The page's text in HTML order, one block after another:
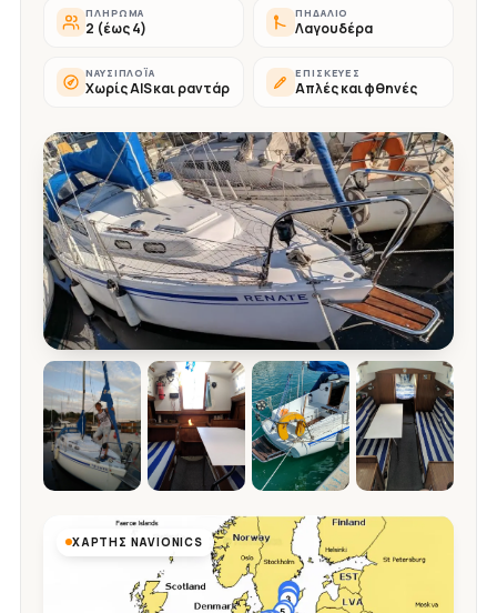
ΠΛΉΡΩΜΑ
2 (έως 4)
ΠΗΔΆΛΙΟ
Λαγουδέρα
ΝΑΥΣΙΠΛΟΪ́Α
Χωρίς AIS και ραντάρ
ΕΠΙΣΚΕΥΈΣ
Απλές και φθηνές
ΧΆΡΤΗΣ NAVIONICS